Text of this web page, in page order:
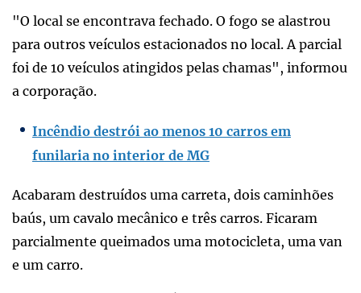
"O local se encontrava fechado. O fogo se alastrou
para outros veículos estacionados no local. A parcial
foi de 10 veículos atingidos pelas chamas", informou
a corporação.
Incêndio destrói ao menos 10 carros em
funilaria no interior de MG
Acabaram destruídos uma carreta, dois caminhões
baús, um cavalo mecânico e três carros. Ficaram
parcialmente queimados uma motocicleta, uma van
e um carro.